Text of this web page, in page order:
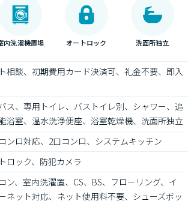
内洗濯機置場 オートロック 洗面所独立
相談、初期費用カード決済可、礼金不要、即入
ス、専用トイレ、バストイレ別、シャワー、追
浴室、温水洗浄便座、浴室乾燥機、洗面所独立
ンロ対応、2口コンロ、システムキッチン
ロック、防犯カメラ
ン、室内洗濯置、CS、BS、フローリング、イ
ネット対応、ネット使用料不要、シューズボッ